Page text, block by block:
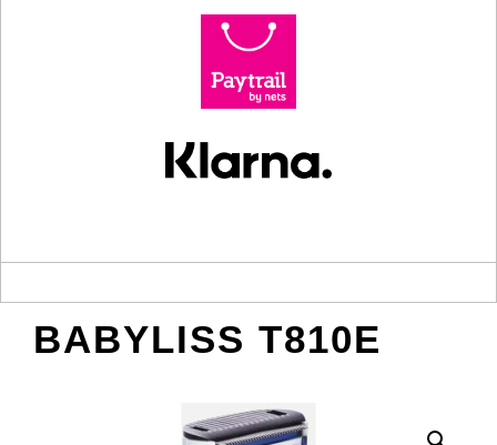
BABYLISS T810E